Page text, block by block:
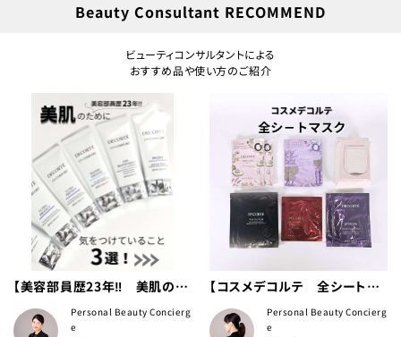
Beauty Consultant RECOMMEND
ビューティコンサルタントによる
おすすめ品や使い方のご紹介
【美容部員歴23年‼ 美肌のた
めに気をつけていること3選！】
Personal Beauty Concierg
e
【コスメデコルテ 全シートマ
スク ご紹介】Personal Beauty Concierg
e